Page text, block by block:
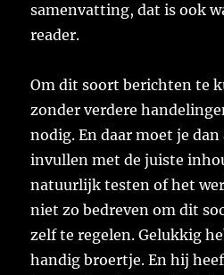
samenvatting, dat is ook
reader.
Om dit soort berichten te
zonder verdere
nodig. En daar moet je
invullen met de juiste
natuurlijk testen of het
niet zo bedreven om dit
zelf te regelen. Gelukkig
handig broertje. En hij